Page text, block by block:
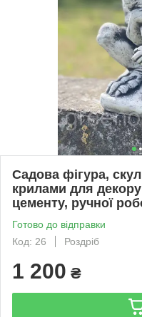
Садова фігура,
крилами для
цементу, ручної
Готово до відправки
Код: 26
Роздріб
1 200 ₴